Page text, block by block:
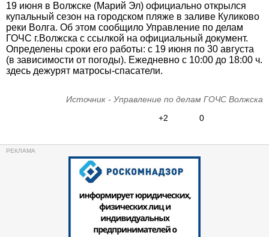
19 июня в Волжске (Марий Эл) официально открылся
купальный сезон на городском пляже в заливе Куликово
реки Волга. Об этом сообщило Управление по делам
ГОЧС г.Волжска с ссылкой на официальный документ.
Определены сроки его работы: с 19 июня по 30 августа
(в зависимости от погоды). Ежедневно с 10:00 до 18:00 ч.
здесь дежурят матросы-спасатели.
Источник - Управление по делам ГОЧС Волжска
+2
0